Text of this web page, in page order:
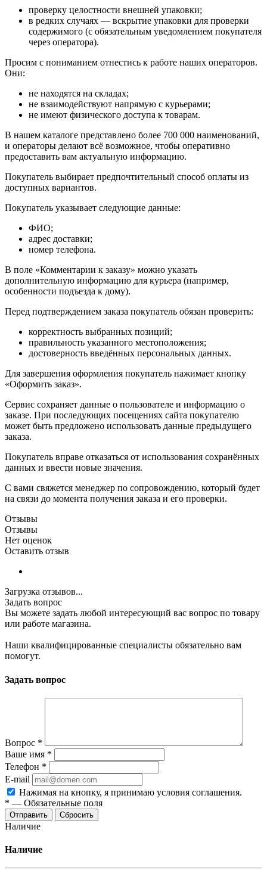
проверку целостности внешней упаковки;
в редких случаях — вскрытие упаковки для проверки
содержимого (с обязательным уведомлением покупателя
через оператора).
Просим с пониманием отнестись к работе наших операторов.
Они:
не находятся на складах;
не взаимодействуют напрямую с курьерами;
не имеют физического доступа к товарам.
В нашем каталоге представлено более 700 000 наименований,
и операторы делают всё возможное, чтобы оперативно
предоставить вам актуальную информацию.
Покупатель выбирает предпочтительный способ оплаты из
доступных вариантов.
Покупатель указывает следующие данные:
ФИО;
адрес доставки;
номер телефона.
В поле «Комментарии к заказу» можно указать
дополнительную информацию для курьера (например,
особенности подъезда к дому).
Перед подтверждением заказа покупатель обязан проверить:
корректность выбранных позиций;
правильность указанного местоположения;
достоверность введённых персональных данных.
Для завершения оформления покупатель нажимает кнопку
«Оформить заказ».
Сервис сохраняет данные о пользователе и информацию о
заказе. При последующих посещениях сайта покупателю
может быть предложено использовать данные предыдущего
заказа.
Покупатель вправе отказаться от использования сохранённых
данных и ввести новые значения.
С вами свяжется менеджер по сопровождению, который будет
на связи до момента получения заказа и его проверки.
Отзывы
Отзывы
Нет оценок
Оставить отзыв
Загрузка отзывов...
Задать вопрос
Вы можете задать любой интересующий вас вопрос по товару
или работе магазина.
Наши квалифицированные специалисты обязательно вам
помогут.
Задать вопрос
Вопрос *
Ваше имя *
Телефон *
E-mail
Нажимая на кнопку, я принимаю условия соглашения.
* — Обязательные поля
Отправить Сбросить
Наличие
Наличие